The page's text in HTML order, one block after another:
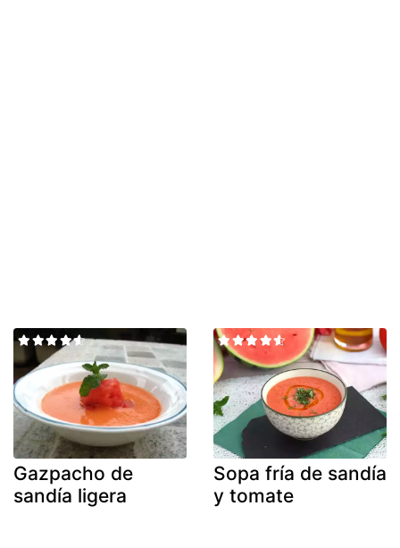
Gazpacho de
sandía ligera
Sopa fría de sandía
y tomate